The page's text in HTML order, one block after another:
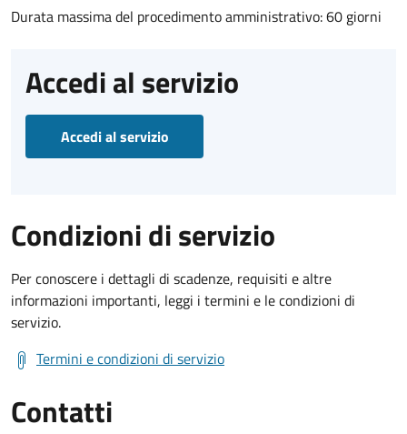
Durata massima del procedimento amministrativo: 60 giorni
Accedi al servizio
Accedi al servizio
Condizioni di servizio
Per conoscere i dettagli di scadenze, requisiti e altre
informazioni importanti, leggi i termini e le condizioni di
servizio.
Termini e condizioni di servizio
Contatti